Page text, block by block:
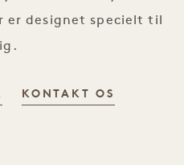
designet specielt til
KONTAKT OS